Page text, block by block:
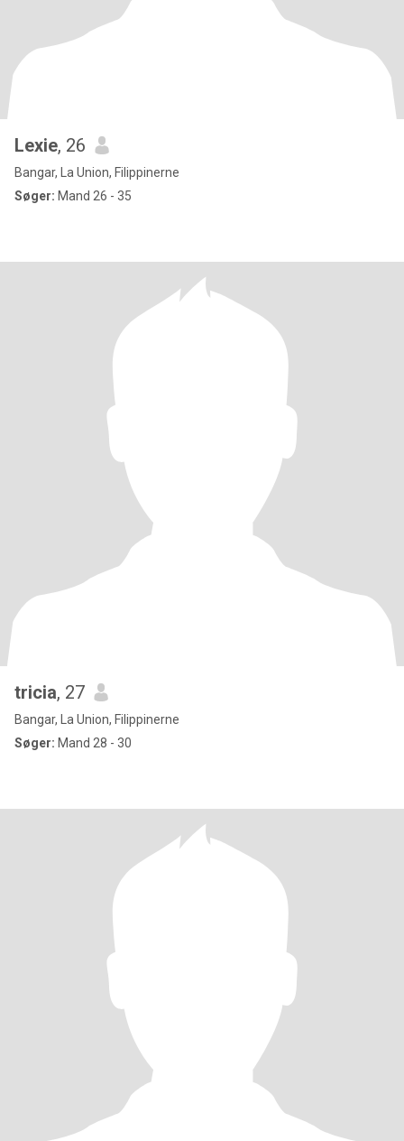
Lexie, 26
Bangar, La Union, Filippinerne
Søger: Mand 26 - 35
tricia, 27
Bangar, La Union, Filippinerne
Søger: Mand 28 - 30